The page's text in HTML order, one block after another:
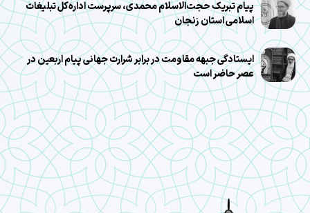
پیام تبریک حجت‌الاسلام محمدی، سرپرست اداره‌کل تبلیغات
اسلامی استان زنجان
ایستادگی جبهه مقاومت در برابر شرارت جهانی پیام اربعین در
عصر حاضر است